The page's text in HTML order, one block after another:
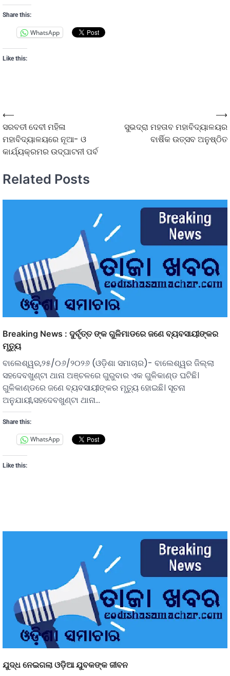
Share this:
WhatsApp
Like this:
⟵
ସରବତୀ ଦେବୀ ମହିଳା
ମହାବିଦ୍ୟାଳୟରେ ନୂଆ- ଓ
କାର୍ଯ୍ୟକ୍ରମର ଉଦ୍‌ଘାଟନୀ ପର୍ବ
ସୁଭଦ୍ରା ମହତାବ ମହାବିଦ୍ୟାଳୟର
ବାର୍ଷିକ ଉତ୍ସବ ଅନୁଷ୍ଠିତ
⟶
Related Posts
Breaking News : ଦୁର୍ବୃତ୍ତ ଙ୍କ ଗୁଳିମାଡରେ ଜଣେ ବ୍ୟବସାୟୀଙ୍କର
ମୃତ୍ୟୁ
ବାଲେଶ୍ୱର,୨୫/୦୬/୨୦୨୬ (ଓଡ଼ିଶା ସମାଚାର)- ବାଲେଶ୍ୱର ଜିଲ୍ଲା
ସହଦେବଖୁଣ୍ଟା ଥାନା ଅଞ୍ଚଳରେ ଗୁରୁବାର ଏକ ଗୁଳିକାଣ୍ଡ ଘଟିଛି।
ଗୁଳିକାଣ୍ଡରେ ଜଣେ ବ୍ୟବସାୟୀଙ୍କର ମୃତ୍ୟୁ ହୋଇଛି। ସୂଚନା
ଅନୁଯାୟୀ,ସହଦେବଖୁଣ୍ଟା ଥାନା…
Share this:
WhatsApp
Like this:
ଯୁଦ୍ଧ ନେଇଗଲା ଓଡ଼ିଆ ଯୁବକଙ୍କ ଜୀବନ